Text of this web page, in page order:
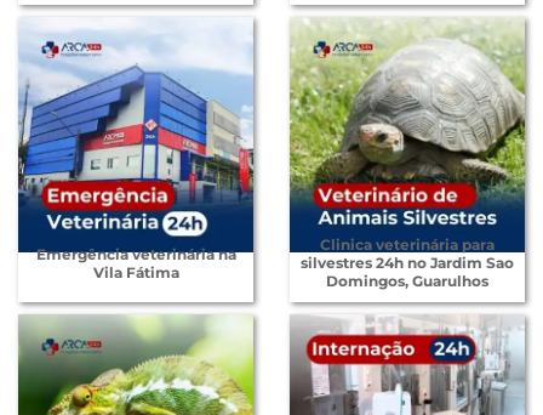
Emergência veterinária na
Vila Fátima
Clinica veterinária para
silvestres 24h no Jardim Sao
Domingos, Guarulhos